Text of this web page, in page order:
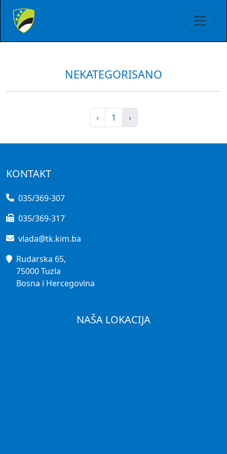
NEKATEGORISANO
‹ 1 ›
KONTAKT
035/369-307
035/369-317
vlada@tk.kim.ba
Rudarska 65,
75000 Tuzla
Bosna i Hercegovina
NAŠA LOKACIJA